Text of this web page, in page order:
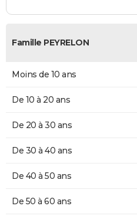
Famille PEYRELON
Moins de 10 ans
De 10 à 20 ans
De 20 à 30 ans
De 30 à 40 ans
De 40 à 50 ans
De 50 à 60 ans